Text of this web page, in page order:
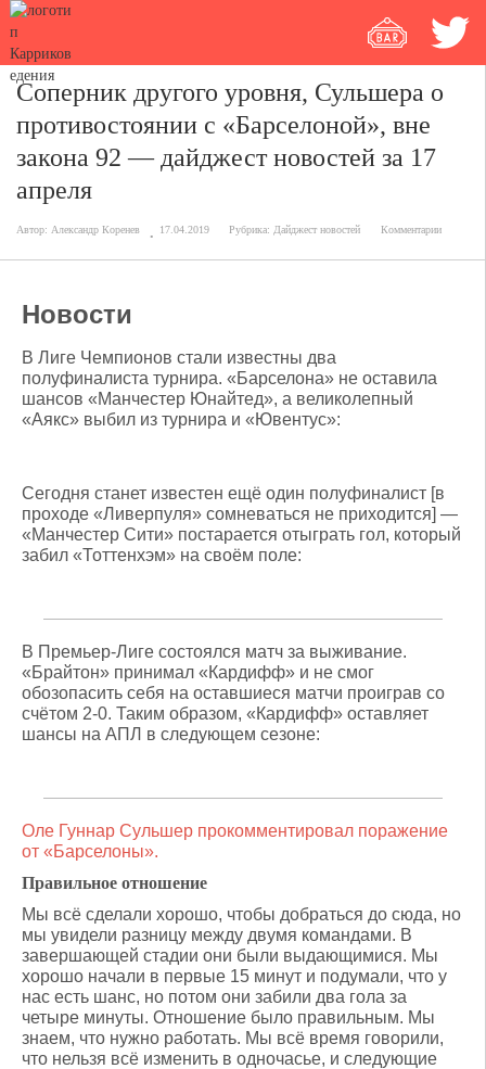
Соперник другого уровня, Сульшера о
противостоянии с «Барселоной», вне
закона 92 — дайджест новостей за 17
апреля
Автор: Александр Коренев 17.04.2019 Рубрика: Дайджест новостей Комментарии
Новости
В Лиге Чемпионов стали известны два
полуфиналиста турнира. «Барселона» не оставила
шансов «Манчестер Юнайтед», а великолепный
«Аякс» выбил из турнира и «Ювентус»:
Сегодня станет известен ещё один полуфиналист [в
проходе «Ливерпуля» сомневаться не приходится] —
«Манчестер Сити» постарается отыграть гол, который
забил «Тоттенхэм» на своём поле:
В Премьер-Лиге состоялся матч за выживание.
«Брайтон» принимал «Кардифф» и не смог
обозопасить себя на оставшиеся матчи проиграв со
счётом 2-0. Таким образом, «Кардифф» оставляет
шансы на АПЛ в следующем сезоне:
Оле Гуннар Сульшер прокомментировал поражение
от «Барселоны».
Правильное отношение
Мы всё сделали хорошо, чтобы добраться до сюда, но
мы увидели разницу между двумя командами. В
завершающей стадии они были выдающимися. Мы
хорошо начали в первые 15 минут и подумали, что у
нас есть шанс, но потом они забили два гола за
четыре минуты. Отношение было правильным. Мы
знаем, что нужно работать. Мы всё время говорили,
что нельзя всё изменить в одночасье, и следующие